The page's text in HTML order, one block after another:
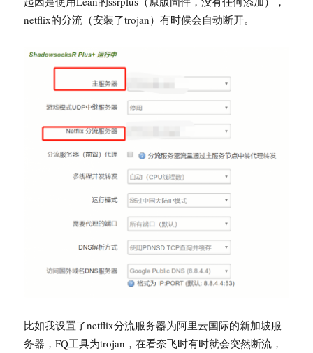
netflix的分流（安装了trojan）有时候会自动断开。
比如我设置了netflix分流服务器为阿里云国际的新加坡服
务器，FQ工具为trojan，在看奈飞时有时就会突然断流，